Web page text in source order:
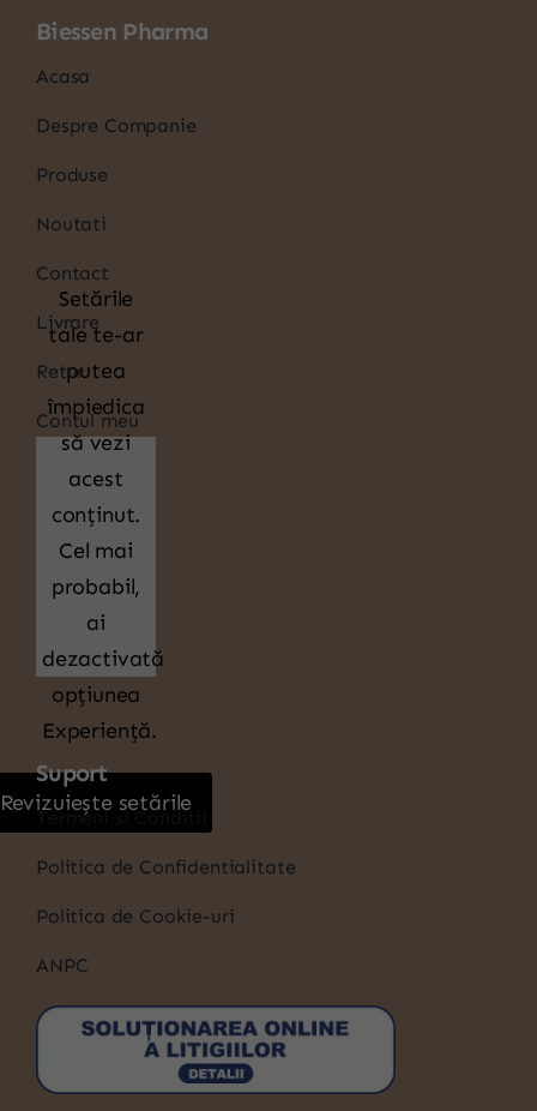
Biessen Pharma
Acasa
Despre Companie
Produse
Noutati
Contact
Livrare
Retur
Contul meu
Setările
tale te-ar
putea
împiedica
să vezi
acest
conținut.
Cel mai
probabil,
ai
dezactivată
opțiunea
Experiență.
Revizuiește setările
Suport
Termeni si Conditii
Politica de Confidentialitate
Politica de Cookie-uri
ANPC